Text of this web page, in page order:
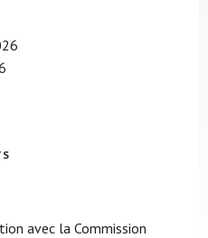
avec la Commission